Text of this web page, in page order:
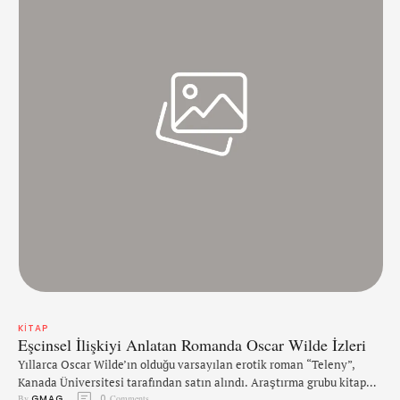
KITAP
Eşcinsel İlişkiyi Anlatan Romanda Oscar Wilde İzleri
Yıllarca Oscar Wilde’ın olduğu varsayılan erotik roman “Teleny”,
Kanada Üniversitesi tarafından satın alındı. Araştırma grubu kitap